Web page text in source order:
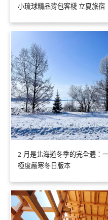
小琉球精品背包客棧 立夏旅宿
2 月是北海道冬季的完全體：
極度嚴寒冬日版本